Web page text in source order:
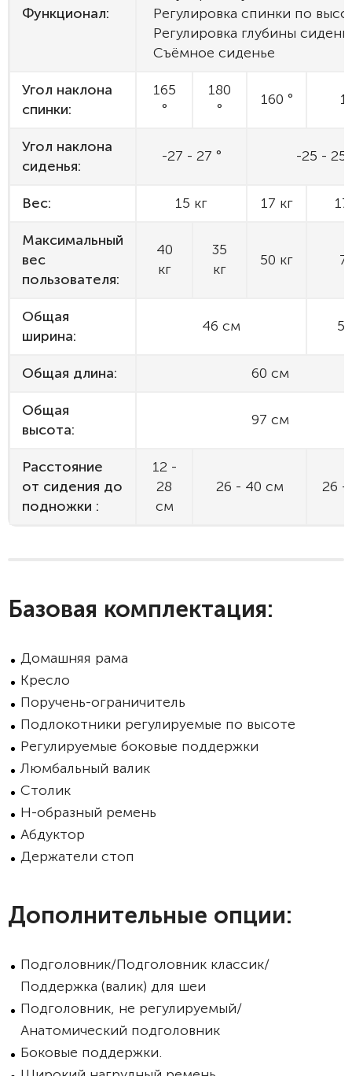
Функционал:
Регулировка спинки по
Регулировка глубины
Съёмное сиденье
Угол наклона
спинки:
165
°
180
°
160 °
Угол наклона
сиденья:
-27 - 27 ° -25 - 25
Вес: 15 кг 17 кг
Максимальный
вес
пользователя:
40
кг
35
кг
50 кг
Общая
ширина:
46 см
Общая длина: 60 см
Общая
высота:
97 см
Расстояние
от сидения до
подножки :
12 -
28
см
26 - 40 см 26 -
Базовая комплектация:
Домашняя рама
Кресло
Поручень-ограничитель
Подлокотники регулируемые по высоте
Регулируемые боковые поддержки
Люмбальный валик
Столик
Н-образный ремень
Абдуктор
Держатели стоп
Дополнительные опции:
Подголовник/Подголовник классик/
Поддержка (валик) для шеи
Подголовник, не регулируемый/
Анатомический подголовник
Боковые поддержки.